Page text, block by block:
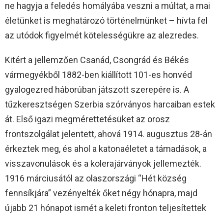
ne hagyja a feledés homályába veszni a múltat, a mai
életünket is meghatározó történelmünket – hívta fel
az utódok figyelmét kötelességükre az alezredes.
Kitért a jellemzően Csanád, Csongrád és Békés
vármegyékből 1882-ben kiállított 101-es honvéd
gyalogezred háborúban játszott szerepére is. A
tűzkeresztségen Szerbia szórványos harcaiban estek
át. Első igazi megmérettetésüket az orosz
frontszolgálat jelentett, ahová 1914. augusztus 28-án
érkeztek meg, és ahol a katonaéletet a támadások, a
visszavonulások és a kolerajárványok jellemezték.
1916 márciusától az olaszországi “Hét község
fennsíkjára” vezényelték őket négy hónapra, majd
újabb 21 hónapot ismét a keleti fronton teljesítettek